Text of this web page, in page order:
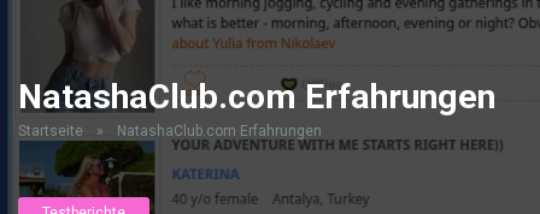
NatashaClub.com Erfahrungen
Startseite » NatashaClub.com Erfahrungen